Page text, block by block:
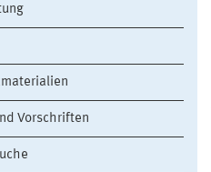
Vorschriften